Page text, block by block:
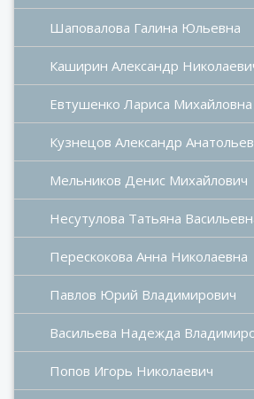
Шаповалова Галина Юльевна
Каширин Александр
Евтушенко Лариса Михайловна
Кузнецов Александр
Мельников Денис Михайлович
Несутулова Татьяна
Перескокова Анна Николаевна
Павлов Юрий Владимирович
Васильева Надежда
Попов Игорь Николаевич